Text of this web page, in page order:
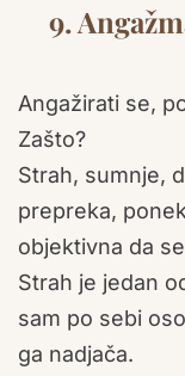
9.
Angažirati se,
Zašto?
Strah, sumnje,
prepreka,
objektivna da
Strah je jedan
sam po sebi
ga nadjača.